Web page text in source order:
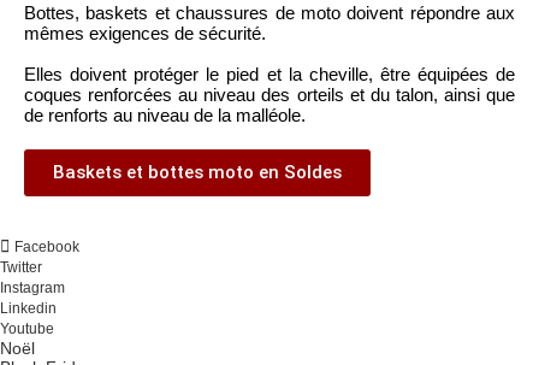
Bottes, baskets et chaussures de moto doivent répondre aux
mêmes exigences de sécurité.
Elles doivent protéger le pied et la cheville, être équipées de
coques renforcées au niveau des orteils et du talon, ainsi que
de renforts au niveau de la malléole.
Baskets et bottes moto en Soldes
Facebook
Twitter
Instagram
Linkedin
Youtube
Noël